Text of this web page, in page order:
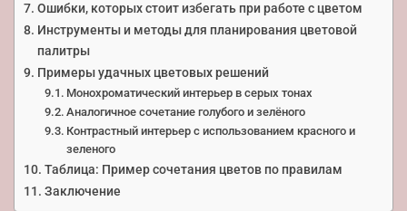
Ошибки, которых стоит избегать при работе с цветом
Инструменты и методы для планирования цветовой
палитры
Примеры удачных цветовых решений
Монохроматический интерьер в серых тонах
Аналогичное сочетание голубого и зелёного
Контрастный интерьер с использованием красного и
зеленого
Таблица: Пример сочетания цветов по правилам
Заключение